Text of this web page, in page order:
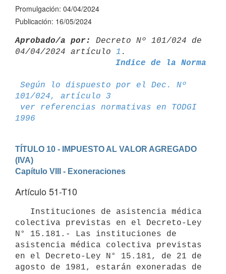
Promulgación: 04/04/2024
Publicación: 16/05/2024
Aprobado/a por:
Decreto Nº 101/024 de
04/04/2024 artículo 1
Indice de la Norma
Según lo dispuesto por el Dec. Nº
101/024, artículo 3
ver referencias normativas en TODGI
1996
TÍTULO 10 - IMPUESTO AL VALOR AGREGADO
(IVA)
Capítulo VIII - Exoneraciones
Artículo 51-T10
colectiva previstas en el Decreto-Ley
N° 15.181.- Las instituciones de
asistencia médica colectiva previstas
en el Decreto-Ley N° 15.181, de 21 de
agosto de 1981, estarán exoneradas de